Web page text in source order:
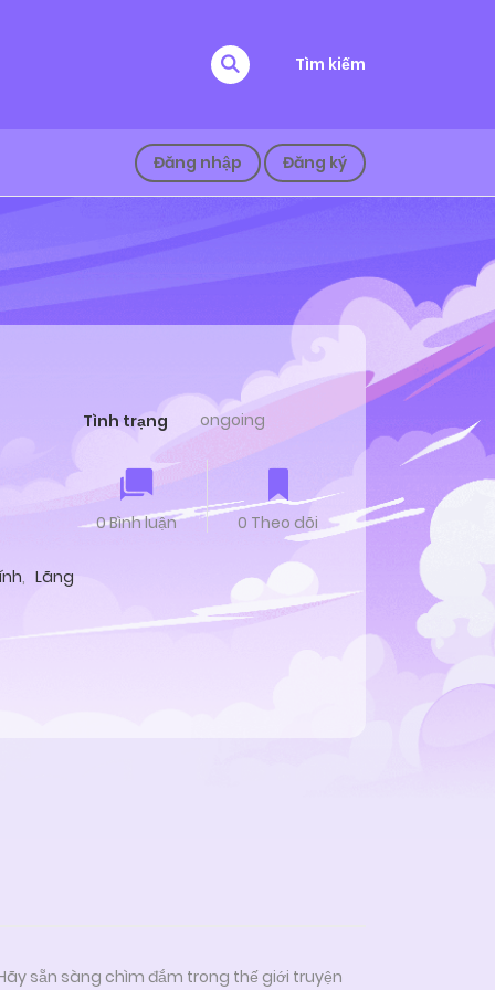
Tìm kiếm
Đăng nhập Đăng ký
, Lãng
Tình trạng ongoing
0 Bình luận 0 Theo dõi
sẵn sàng chìm đắm trong thế giới truyện